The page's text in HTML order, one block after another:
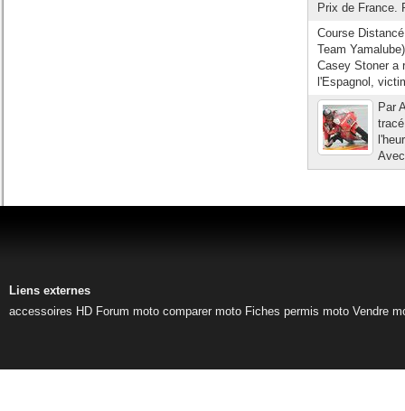
Prix de France.
Course
Team
Casey Stoner a
l'Espagnol,
Par
Liens externes
accessoires HD Forum moto comparer moto Fiches permis moto Vendre